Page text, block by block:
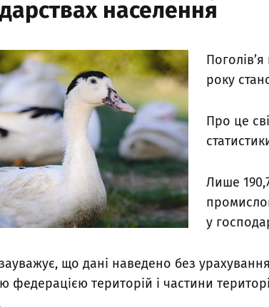
населення
року
Про це
Лише
у
що дані наведено без
федерацією територій і частини